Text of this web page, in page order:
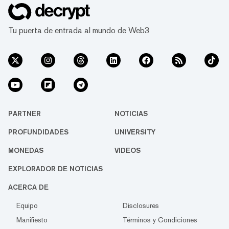
cambia de manos alrededor de 7,37 dólares,
un aumento masivo de más del 50% en las
Tu puerta de entrada al mundo de Web3
PARTNER NOTICIAS
PROFUNDIDADES UNIVERSITY
MONEDAS VIDEOS
EXPLORADOR DE NOTICIAS
ACERCA DE
Equipo
Disclosures
Manifiesto
Términos y Condiciones